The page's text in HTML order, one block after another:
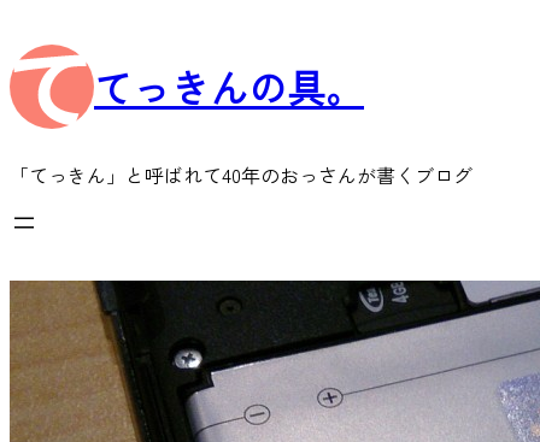
容
を
ス
ッ
てっきんの具。
「てっきん」と呼ばれて40年のおっさんが書くブログ